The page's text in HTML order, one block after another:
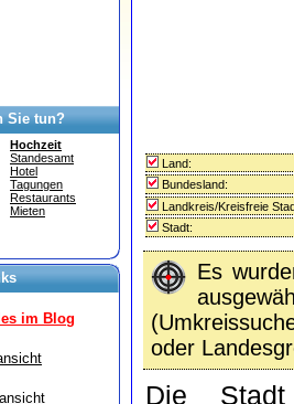
Sie tun?
Hochzeit
Standesamt
Hotel
Tagungen
Restaurants
Mieten
im Blog
Land:
Bundesland:
Landkreis/Kreisfreie
Stadt:
Es
oder
Die